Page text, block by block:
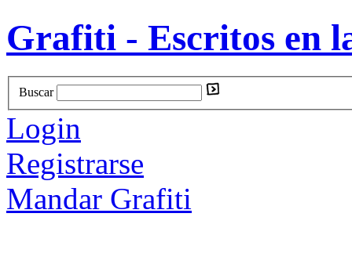
Grafiti - Escritos en
Buscar
Login
Registrarse
Mandar Grafiti